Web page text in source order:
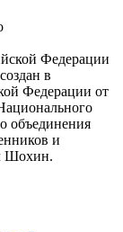
Федерации
в
Федерации от
объединения
и
Шохин.